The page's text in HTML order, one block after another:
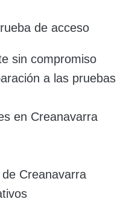
de acceso
sin compromiso
a las pruebas
en Creanavarra
Creanavarra